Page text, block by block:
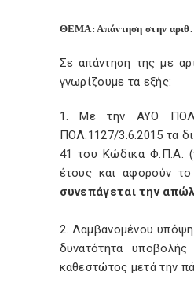
ΘΕΜΑ: Απάντηση στην
Σε απάντηση της με
γνωρίζουμε τα εξής:
1. Με την ΑΥΟ
ΠΟΛ.1127/3.6.2015 τα
41 του Κώδικα Φ.Π.Α.
έτους και αφορούν
συνεπάγεται την
2. Λαμβανομένου υπόψη
δυνατότητα
καθεστώτος μετά την